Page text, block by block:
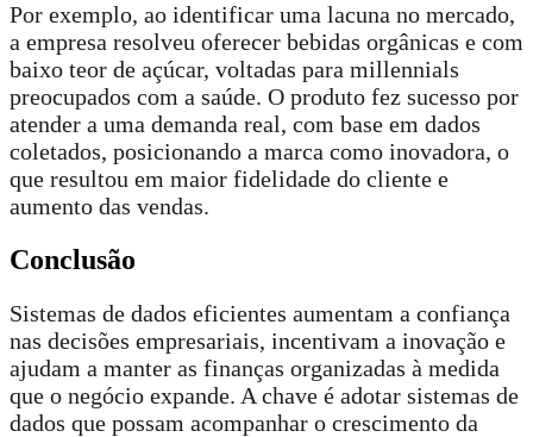
Por exemplo, ao identificar uma lacuna no mercado,
a empresa resolveu oferecer bebidas orgânicas e com
baixo teor de açúcar, voltadas para millennials
preocupados com a saúde. O produto fez sucesso por
atender a uma demanda real, com base em dados
coletados, posicionando a marca como inovadora, o
que resultou em maior fidelidade do cliente e
aumento das vendas.
Conclusão
Sistemas de dados eficientes aumentam a confiança
nas decisões empresariais, incentivam a inovação e
ajudam a manter as finanças organizadas à medida
que o negócio expande. A chave é adotar sistemas de
dados que possam acompanhar o crescimento da